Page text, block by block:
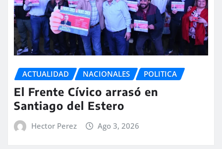
ACTUALIDAD NACIONALES POLITICA
El Frente Cívico arrasó en
Santiago del Estero
Hector Perez Ago 3, 2026